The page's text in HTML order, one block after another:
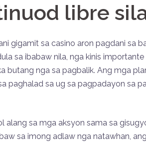
libre
gigamit sa casino aron pagdani sa
sa ibabaw nila, nga kinis
nga sa pagbalik. Ang mga
paghalad sa ug sa pagpadayon sa
sa mga aksyon sama sa
sa imong adlaw nga natawhan,